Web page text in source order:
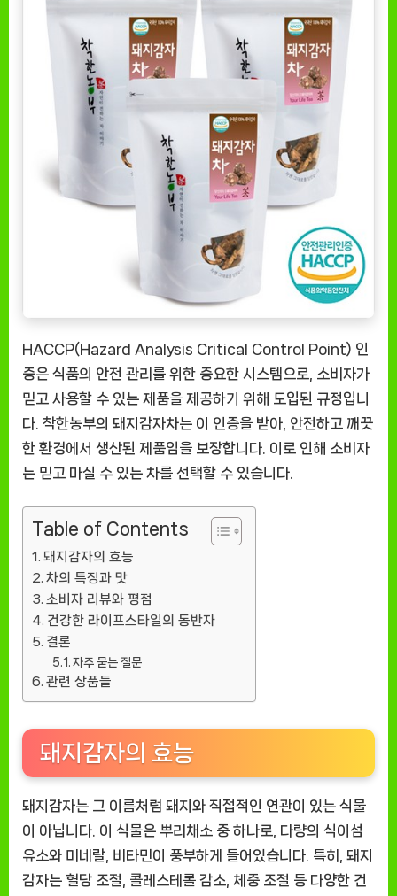
맛
을
동
시
[EatingNOW
ㅣ
추
천
품]
HACCP(Hazard Analysis Critical Control Point) 인
증은 식품의 안전 관리를 위한 중요한 시스템으로, 소비자가
믿고 사용할 수 있는 제품을 제공하기 위해 도입된 규정입니
다. 착한농부의 돼지감자차는 이 인증을 받아, 안전하고 깨끗
한 환경에서 생산된 제품임을 보장합니다. 이로 인해 소비자
는 믿고 마실 수 있는 차를 선택할 수 있습니다.
Table of Contents
돼지감자의 효능
차의 특징과 맛
소비자 리뷰와 평점
건강한 라이프스타일의 동반자
결론
자주 묻는 질문
관련 상품들
돼지감자의 효능
돼지감자는 그 이름처럼 돼지와 직접적인 연관이 있는 식물
이 아닙니다. 이 식물은 뿌리채소 중 하나로, 다량의 식이섬
유소와 미네랄, 비타민이 풍부하게 들어있습니다. 특히, 돼지
감자는 혈당 조절, 콜레스테롤 감소, 체중 조절 등 다양한 건